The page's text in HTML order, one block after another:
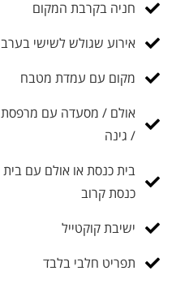
חניה בקרבת המקום
אירוע שגולש לשישי בערב
מקום עם עמדת מטבח
אולם / מסעדה עם מרפסת
/ גינה
בית כנסת או אולם עם בית
כנסת קרוב
ישיבת קוקטייל
תפריט חלבי בלבד